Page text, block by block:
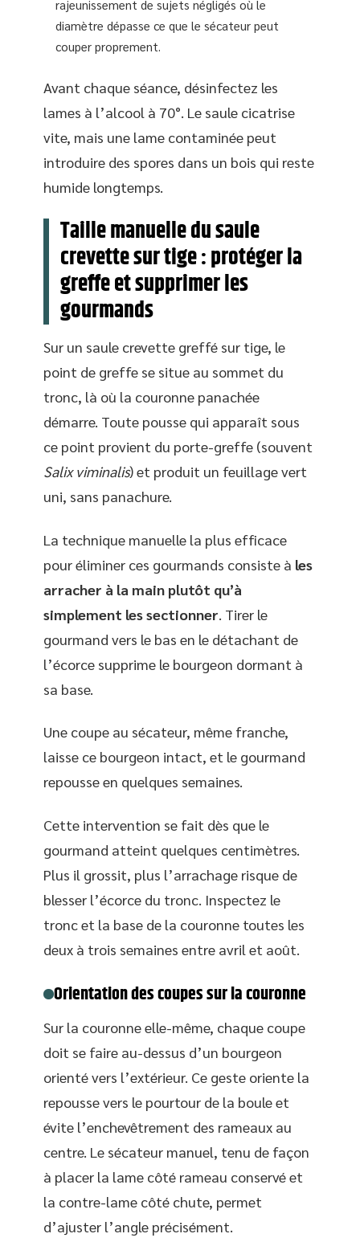
rajeunissement de sujets négligés où le
diamètre dépasse ce que le sécateur peut
couper proprement.
Avant chaque séance, désinfectez les
lames à l’alcool à 70°. Le saule cicatrise
vite, mais une lame contaminée peut
introduire des spores dans un bois qui reste
humide longtemps.
Taille manuelle du saule
crevette sur tige : protéger la
greffe et supprimer les
gourmands
Sur un saule crevette greffé sur tige, le
point de greffe se situe au sommet du
tronc, là où la couronne panachée
démarre. Toute pousse qui apparaît sous
ce point provient du porte-greffe (souvent
Salix viminalis) et produit un feuillage vert
uni, sans panachure.
La technique manuelle la plus efficace
pour éliminer ces gourmands consiste à les
arracher à la main plutôt qu’à
simplement les sectionner. Tirer le
gourmand vers le bas en le détachant de
l’écorce supprime le bourgeon dormant à
sa base.
Une coupe au sécateur, même franche,
laisse ce bourgeon intact, et le gourmand
repousse en quelques semaines.
Cette intervention se fait dès que le
gourmand atteint quelques centimètres.
Plus il grossit, plus l’arrachage risque de
blesser l’écorce du tronc. Inspectez le
tronc et la base de la couronne toutes les
deux à trois semaines entre avril et août.
Orientation des coupes sur la couronne
Sur la couronne elle-même, chaque coupe
doit se faire au-dessus d’un bourgeon
orienté vers l’extérieur. Ce geste oriente la
repousse vers le pourtour de la boule et
évite l’enchevêtrement des rameaux au
centre. Le sécateur manuel, tenu de façon
à placer la lame côté rameau conservé et
la contre-lame côté chute, permet
d’ajuster l’angle précisément.